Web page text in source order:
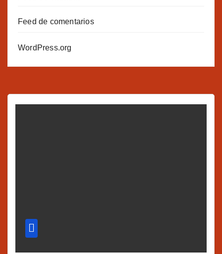
Feed de comentarios
WordPress.org